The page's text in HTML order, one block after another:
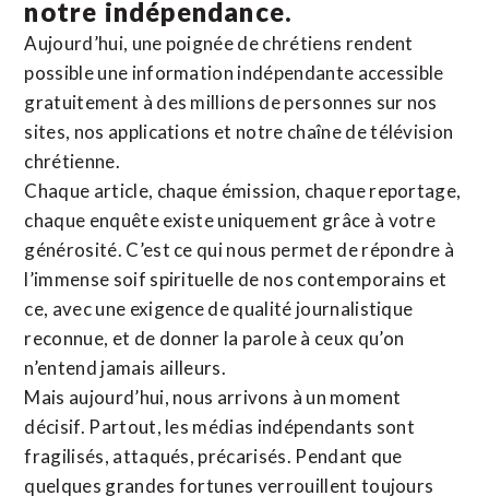
notre indépendance.
Aujourd’hui, une poignée de chrétiens rendent
possible une information indépendante accessible
gratuitement à des millions de personnes sur nos
sites, nos applications et notre chaîne de télévision
chrétienne.
Chaque article, chaque émission, chaque reportage,
chaque enquête existe uniquement grâce à votre
générosité. C’est ce qui nous permet de répondre à
l’immense soif spirituelle de nos contemporains et
ce, avec une exigence de qualité journalistique
reconnue, et de donner la parole à ceux qu’on
n’entend jamais ailleurs.
Mais aujourd’hui, nous arrivons à un moment
décisif. Partout, les médias indépendants sont
fragilisés, attaqués, précarisés. Pendant que
quelques grandes fortunes verrouillent toujours